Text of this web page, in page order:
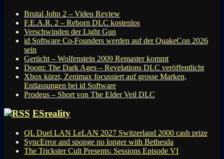
Brutal John 2 – Video Review
F.E.A.R. 2 – Reborn DLC kostenlos
Verschwinden der Light Gun
id Software Co-Founders werden auf der QuakeCon 2026
sein
Gerücht – Wolfenstein 2009 Remaster kommt
Doom: The Dark Ages – Revelations DLC veröffentlicht
Xbox kürzt, Zenimax focussiert auf grosse Marken,
Entlassungen bei id Software
Prodeus – Short von The Elder Veil DLC
ESreality
QL Duel LAN LeLAN 2027 Switzerland 2000 cash prize
SyncError and sponge no longer with Bethesda
The Trickster Cult Presents: Sessions Episode VI